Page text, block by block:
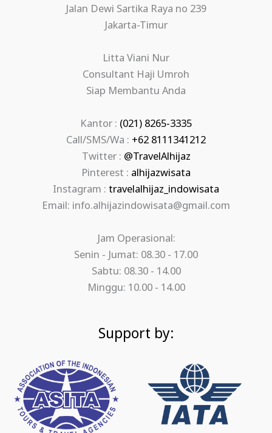
Jalan Dewi Sartika Raya no 239
Jakarta-Timur
Litta Viani Nur
Consultant Haji Umroh
Siap Membantu Anda
Kantor : (021) 8265-3335
Call/SMS/Wa : +62 8111341212
Twitter : @TravelAlhijaz
Pinterest : alhijazwisata
Instagram : travelalhijaz_indowisata
Email: info.alhijazindowisata@gmail.com
Jam Operasional:
Senin - Jumat: 08.30 - 17.00
Sabtu: 08.30 - 14.00
Minggu: 10.00 - 14.00
Support by: